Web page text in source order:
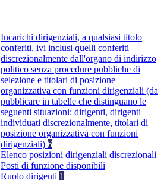
Incarichi dirigenziali, a qualsiasi titolo
conferiti, ivi inclusi quelli conferiti
discrezionalmente dall'organo di indirizzo
politico senza procedure pubbliche di
selezione e titolari di posizione
organizzativa con funzioni dirigenziali (da
pubblicare in tabelle che distinguano le
seguenti situazioni: dirigenti, dirigenti
individuati discrezionalmente, titolari di
posizione organizzativa con funzioni
dirigenziali) 6
Elenco posizioni dirigenziali discrezionali
Posti di funzione disponibili
Ruolo dirigenti 1